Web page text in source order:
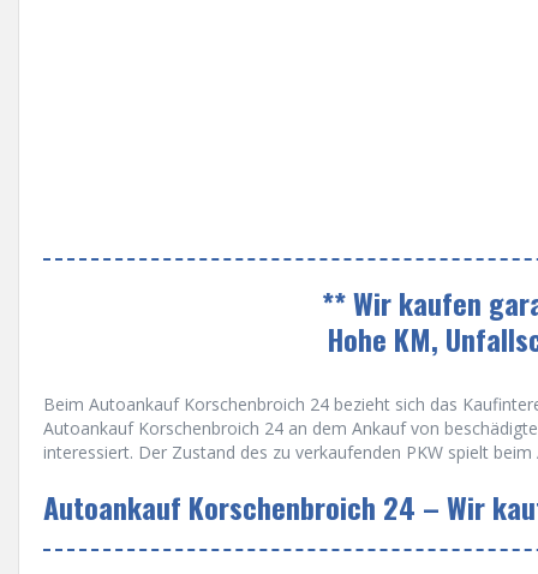
** Wir kaufen
Hohe KM,
Beim Autoankauf Korschenbroich 24 bezieht sich das
Autoankauf Korschenbroich 24 an dem Ankauf von
interessiert. Der Zustand des zu verkaufenden PKW spielt
Autoankauf Korschenbroich 24 – Wir